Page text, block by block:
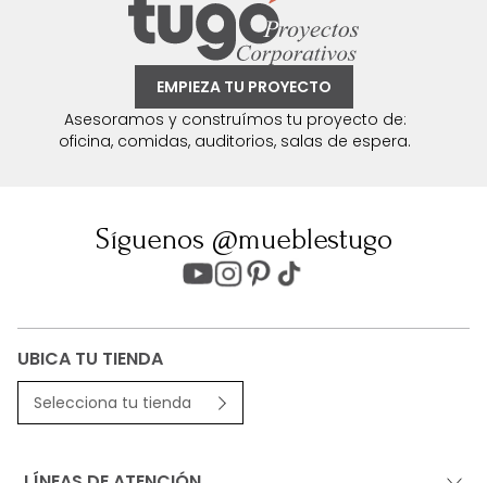
EMPIEZA TU PROYECTO
Asesoramos y construímos tu proyecto de:
oficina, comidas, auditorios, salas de espera.
Síguenos @mueblestugo
UBICA TU TIENDA
Selecciona tu tienda